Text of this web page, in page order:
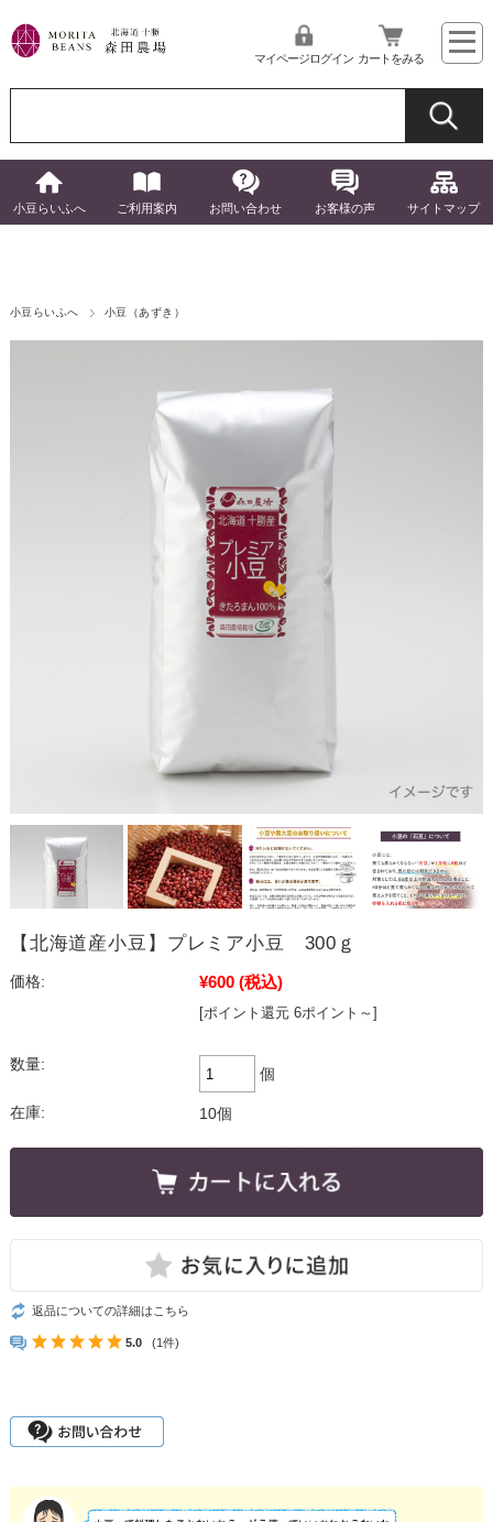
マイページログイン カートをみる
小豆らいふへ ご利用案内 お問い合わせ お客様の声 サイトマップ
小豆らいふへ 小豆（あずき）
【北海道産小豆】プレミア小豆 300ｇ
価格: ¥600 (税込)
[ポイント還元 6ポイント～]
数量:
個
在庫: 10個
返品についての詳細はこちら
5.0 (1件)